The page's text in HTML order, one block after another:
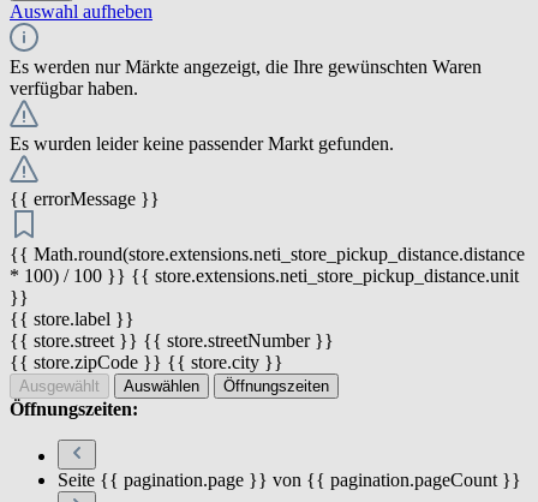
Auswahl aufheben
Es werden nur Märkte angezeigt, die Ihre gewünschten Waren
verfügbar haben.
Es wurden leider keine passender Markt gefunden.
{{ errorMessage }}
{{ Math.round(store.extensions.neti_store_pickup_distance.distance
* 100) / 100 }} {{ store.extensions.neti_store_pickup_distance.unit
}}
{{ store.label }}
{{ store.street }} {{ store.streetNumber }}
{{ store.zipCode }} {{ store.city }}
Ausgewählt Auswählen Öffnungszeiten
Öffnungszeiten:
Seite {{ pagination.page }} von {{ pagination.pageCount }}